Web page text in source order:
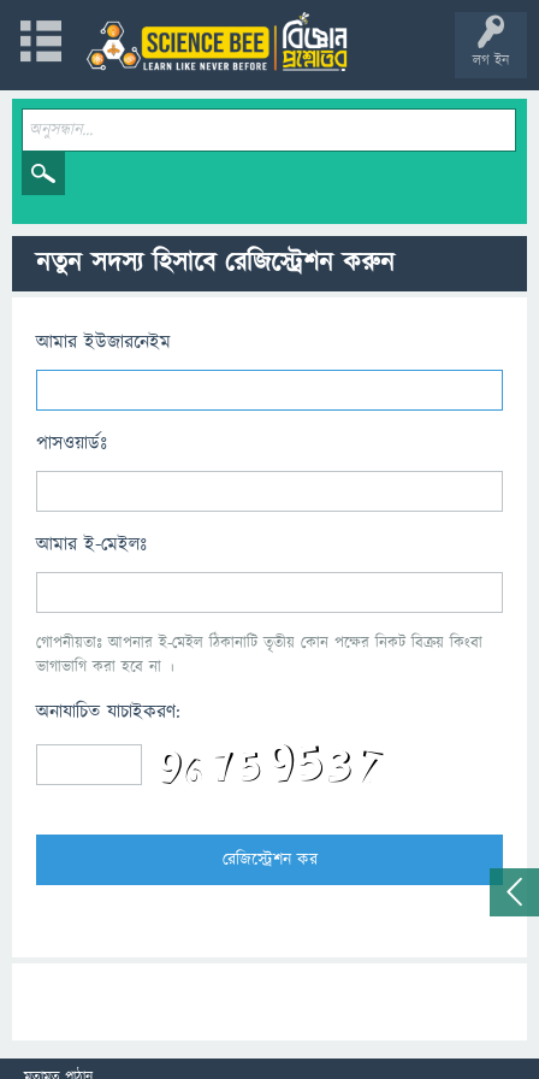
লগ ইন
নতুন সদস্য হিসাবে রেজিস্ট্রেশন করুন
আমার ইউজারনেইম
পাসওয়ার্ডঃ
আমার ই-মেইলঃ
গোপনীয়তাঃ আপনার ই-মেইল ঠিকানাটি তৃতীয় কোন পক্ষের নিকট বিক্রয় কিংবা
ভাগাভাগি করা হবে না ।
অনাযাচিত যাচাইকরণ: